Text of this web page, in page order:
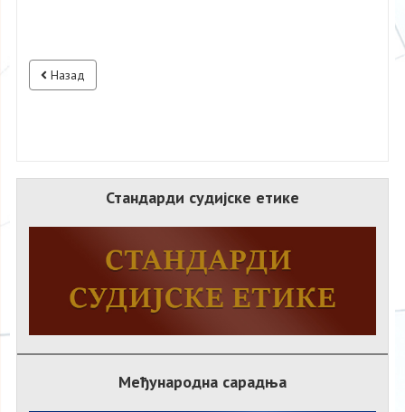
Назад
Стандарди судијске етике
Међународна сарадња